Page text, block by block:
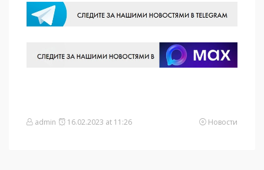
admin 16.02.2023 at 11:26 Новости